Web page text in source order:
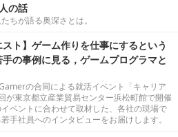
の話
ちが語る奥深さとは。
スト】ゲーム作りを仕事にするという
の事例に見る，ゲームプログラマと
の合同による就活イベント「キャリア
が東京都立産業貿易センター浜松町館で開催
ベントに合わせて取材した、各社の現場で
手社員へのインタビューをお届けします。